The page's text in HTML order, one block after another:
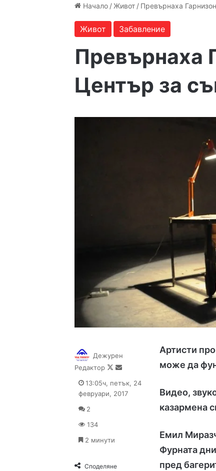
Начало / Живот / Превърнаха
Живот Забавление
Превърнаха
Център за
Артисти
може да
Видео,
казармена
Емил
Фурната
пред
Дежурен
Редактор
Follow
X
Send
email
13:05ч, петък, 24
февруари, 2017
2
134
2 минути
Споделяне